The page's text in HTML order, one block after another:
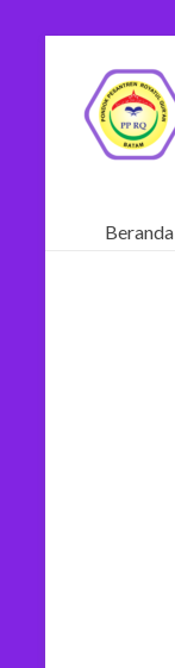
Beranda